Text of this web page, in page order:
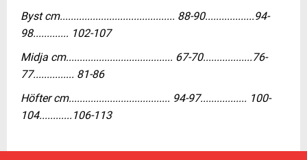
Byst cm.......................................... 88-90..................94-
98............. 102-107
Midja cm....................................... 67-70..................76-
77............... 81-86
Höfter cm..................................... 94-97................. 100-
104............106-113